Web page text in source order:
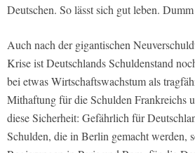
Deutschen. So lässt sich gut leben.
Auch nach der gigantischen
Krise ist Deutschlands Schuldenstand
bei etwas Wirtschaftswachstum als
Mithaftung für die Schulden Frankreichs
diese Sicherheit: Gefährlich für
Schulden, die in Berlin gemacht werden,